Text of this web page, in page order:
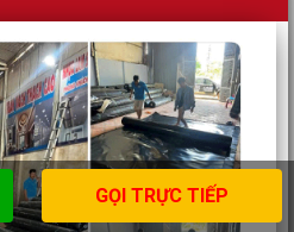
GỌI TRỰC TIẾP